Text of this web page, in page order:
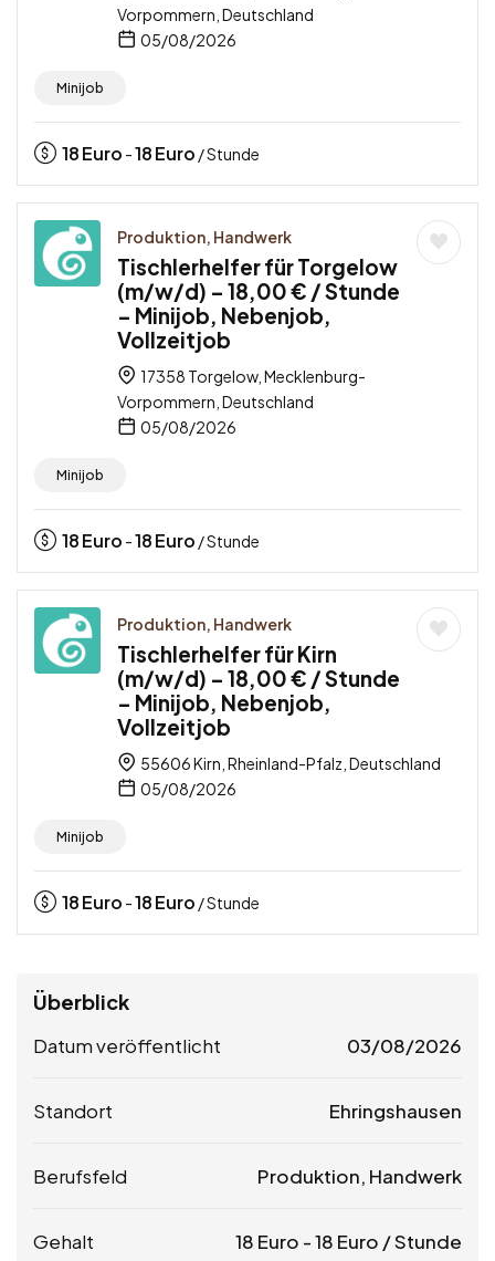
Vorpommern, Deutschland
05/08/2026
Minijob
18Euro -18Euro / Stunde
Produktion, Handwerk
Tischlerhelfer für Torgelow
(m/w/d) – 18,00 € / Stunde
– Minijob, Nebenjob,
Vollzeitjob
17358 Torgelow, Mecklenburg-
Vorpommern, Deutschland
05/08/2026
Minijob
18Euro -18Euro / Stunde
Produktion, Handwerk
Tischlerhelfer für Kirn
(m/w/d) – 18,00 € / Stunde
– Minijob, Nebenjob,
Vollzeitjob
55606 Kirn, Rheinland-Pfalz, Deutschland
05/08/2026
Minijob
18Euro -18Euro / Stunde
Überblick
Datum veröffentlicht 03/08/2026
Standort Ehringshausen
Berufsfeld Produktion, Handwerk
Gehalt 18 Euro -18 Euro / Stunde